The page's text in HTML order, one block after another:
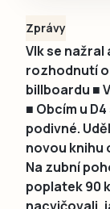
Zprávy
Vlk se nažral
rozhodnutí
billboardu ■
■ Obcím u
podivné.
novou knihu
Na zubní
poplatek 90